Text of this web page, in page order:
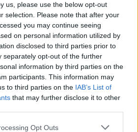
us, please use the below opt-out
selection. Please note that after your
you may continue seeing
on personal information utilized by
disclosed to third parties prior to
separately opt-out of the further
information by third parties on the
participants. This information may
to third parties on the IAB’s List of
that may further disclose it to other
app uses one or more Google
Opt Outs